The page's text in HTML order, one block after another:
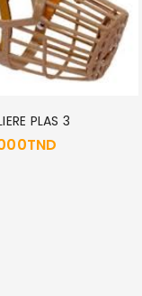
PLAS 3
TND